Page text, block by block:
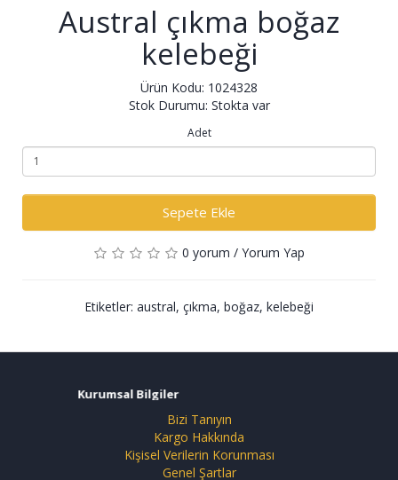
Austral çıkma boğaz
kelebeği
Ürün Kodu: 1024328
Stok Durumu: Stokta var
Adet
Sepete Ekle
0 yorum / Yorum Yap
Etiketler: austral, çıkma, boğaz, kelebeği
Kurumsal Bilgiler
Bizi Tanıyın
Kargo Hakkında
Kişisel Verilerin Korunması
Genel Şartlar